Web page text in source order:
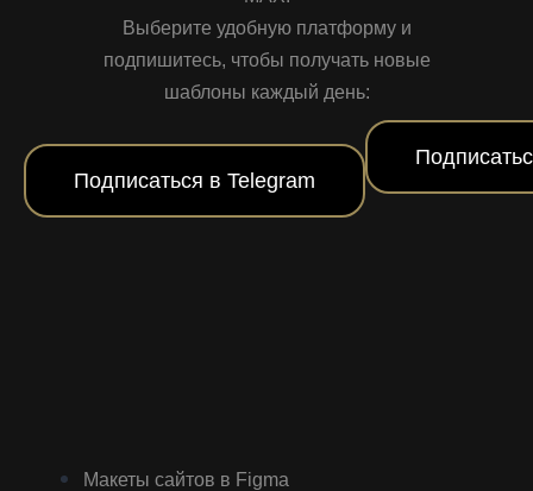
Выберите удобную платформу и
подпишитесь, чтобы получать новые
шаблоны каждый день:
Подписаться в Telegram
Макеты сайтов в Figma